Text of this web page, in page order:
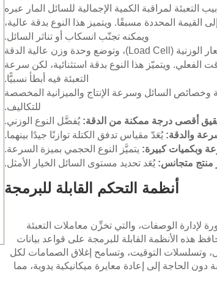
لمراقبة الكمية الإجمالية للسائل المار عبره
القيمة المحددة مسبقًا. ويتميز هذا النوع بدقة عالية،
ويمكنه تجنّب انسكاب أو تناثر السائل.
المكوّن الرئيسي فيه هو خلية الاستشعار الوزنية (Load Cell)، وتوضع وحدة وزن عالية الدقة
الفعلي. ويتميّز هذا النوع بدقة استثنائية، لكن سرعة
التعبئة فيه أبطأ نسبيًّا.
السائل وسرعة الإنتاج والميزانية المخصصة
للتكاليف.
أقصى درجة ممكنة من الدقة:يُفضَّل النوع الوزني.
والدقة:يُعَدّ مقياس تدفق الكتلة توازنًا جيدًا بينهما.
وبكميات كبيرة: يتميَّز النوع الحجمي بميزة السرعة.
منتج متجانس:يُعَد تحديد مستوى السائل الخيار الأمثل.
أنظمة التحكم القابلة للبرمجة
لإدارة الوصفات، والتي تخزِّن معاملات التعبئة
هذه الأنظمة القابلة للبرمجة على قواعد بيانات
وتسلسلات التوقيت، وتسامح إغلاق الصمامات لكل
الحاجة إلى إعادة معايرة ميكانيكية يدوية، مما